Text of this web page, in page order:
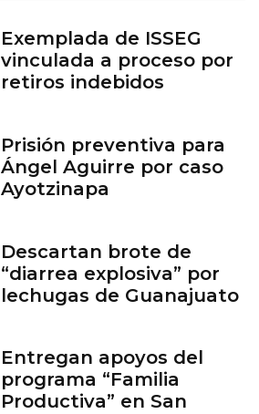
Exemplada de ISSEG
vinculada a proceso por
retiros indebidos
Prisión preventiva para
Ángel Aguirre por caso
Ayotzinapa
Descartan brote de
“diarrea explosiva” por
lechugas de Guanajuato
Entregan apoyos del
programa “Familia
Productiva” en San